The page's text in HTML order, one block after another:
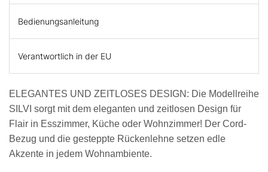
Bedienungsanleitung
Verantwortlich in der EU
ELEGANTES UND ZEITLOSES DESIGN: Die Modellreihe
SILVI sorgt mit dem eleganten und zeitlosen Design für
Flair in Esszimmer, Küche oder Wohnzimmer! Der Cord-
Bezug und die gesteppte Rückenlehne setzen edle
Akzente in jedem Wohnambiente.